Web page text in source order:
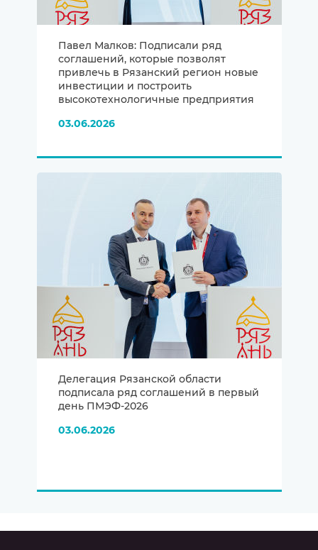
Павел Малков: Подписали ряд
соглашений, которые позволят
привлечь в Рязанский регион новые
инвестиции и построить
высокотехнологичные предприятия
03.06.2026
Делегация Рязанской области
подписала ряд соглашений в первый
день ПМЭФ-2026
03.06.2026